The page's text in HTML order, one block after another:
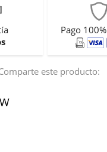
Pago 100%
este producto: